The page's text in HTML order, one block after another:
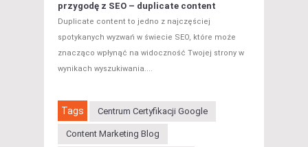
przygodę z SEO – duplicate content
Duplicate content to jedno z najczęściej
spotykanych wyzwań w świecie SEO, które może
znacząco wpłynąć na widoczność Twojej strony w
wynikach wyszukiwania....
Tags Centrum Certyfikacji Google
Content Marketing Blog